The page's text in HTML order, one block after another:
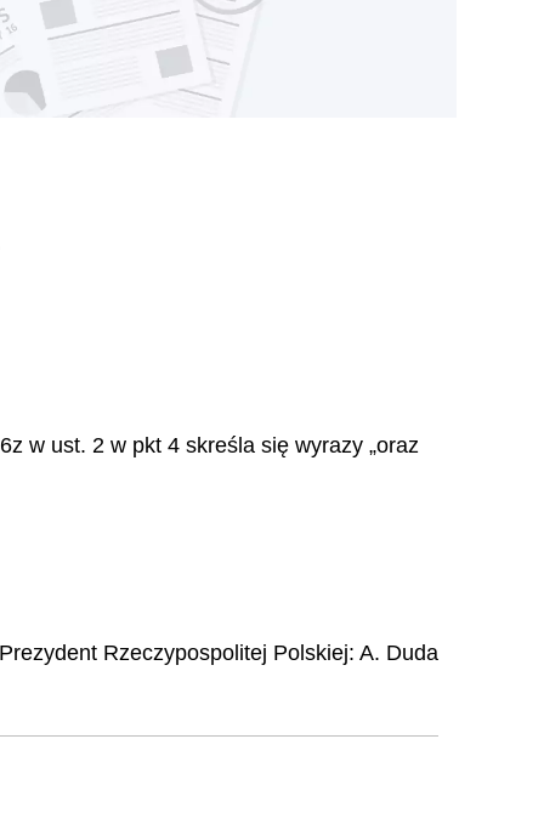
w ust. 2 w pkt 4 skreśla się wyrazy „oraz
Prezydent Rzeczypospolitej Polskiej: A. Duda